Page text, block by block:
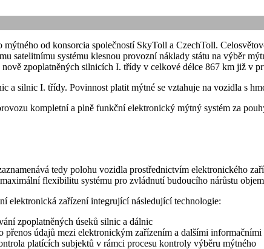
od konsorcia společností SkyToll a CzechToll.
satelitnímu systému klesnou provozní náklady státu na výběr
zpoplatněných silnicích I. třídy v celkové délce 867 km již v
a silnic I. třídy. Povinnost platit mýtné se vztahuje na vozidla s
kompletní a plně funkční elektronický mýtný systém za
tedy polohu vozidla prostřednictvím elektronického
flexibilitu systému pro zvládnutí budoucího nárůstu
elektronická zařízení integrující následující technologie:
zpoplatněných úseků silnic a dálnic
údajů mezi elektronickým zařízením a dalšími
platících subjektů v rámci procesu kontroly výběru mýtného